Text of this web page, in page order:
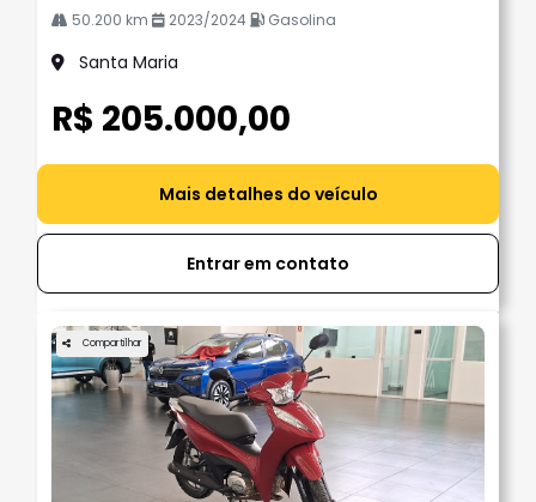
50.200 km 2023/2024 Gasolina
Santa Maria
R$ 205.000,00
Mais detalhes do veículo
Entrar em contato
Compartilhar